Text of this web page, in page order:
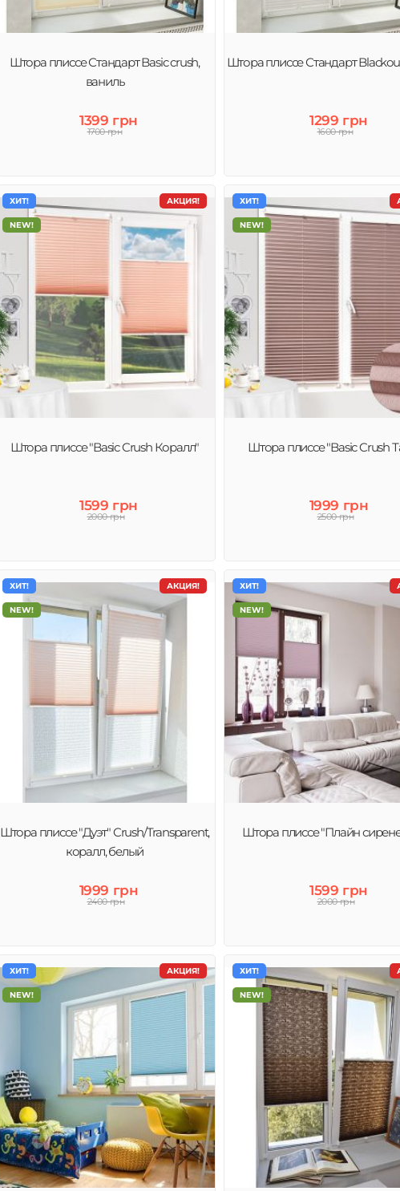
Штора плиссе Стандарт Basic crush,
ваниль
1399 грн
1700 грн
Штора плиссе Стандарт
1299 грн
1600 грн
АКЦИЯ!
ХИТ!
NEW!
Штора плиссе "Basic Crush Коралл"
1599 грн
2000 грн
ХИТ!
NEW!
Штора плиссе "Basic Crush
1999 грн
2500 грн
АКЦИЯ!
ХИТ!
NEW!
Штора плиссе "Дуэт" Crush/Transparent,
коралл, белый
1999 грн
2400 грн
ХИТ!
NEW!
Штора плиссе "Плайн
1599 грн
2000 грн
АКЦИЯ!
ХИТ!
NEW!
ХИТ!
NEW!